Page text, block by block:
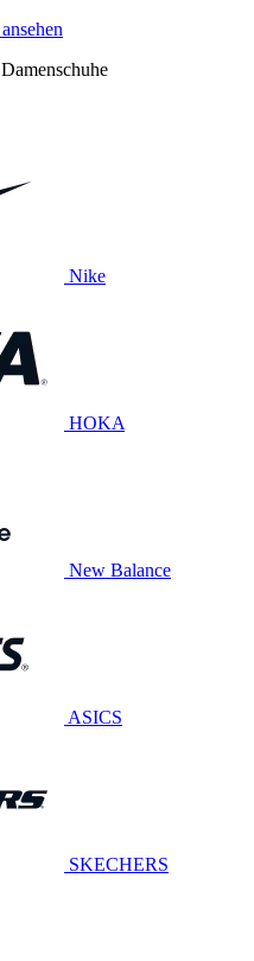
Damenschuhe
Nike
HOKA
New Balance
ASICS
SKECHERS